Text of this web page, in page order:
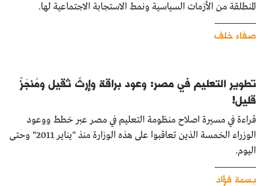
المنطلقة من الأزمات السياسية ونمط الاستجابة الاجتماعية لها.
صفاء خلف
تطوير التعليم في مصر: وعود براقة وإرثٌ ثقيل ومُنجَزٌ
قليل!
قراءة في مسيرة اصلاح منظومة التعليم في مصر عبر خطط ووعود
الوزراء الخمسة الذين تعاقبوا على هذه الوزارة منذ "يناير 2011" وحتى
اليوم.
بسمة فؤاد